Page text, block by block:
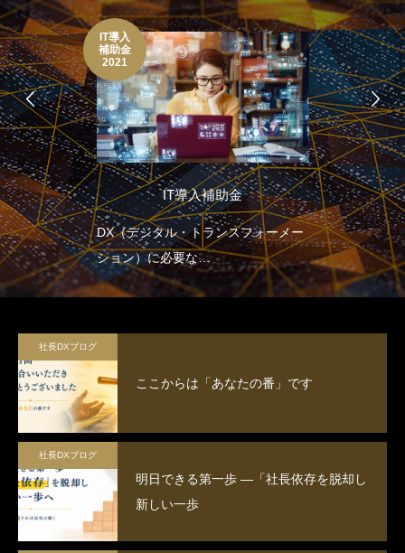
IT導入
補助金
2021
IT導入補助金
DX（デジタル・トランスフォーメー
ション）に必要な
全てをサポートする補助金
社長DXブログ
ここからは「あなたの番」です
社長DXブログ
明日できる第一歩 ―「社長依存を脱却し
新しい一歩